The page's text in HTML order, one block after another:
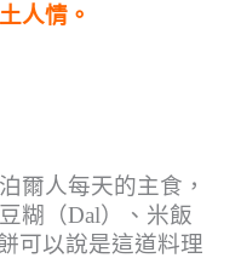
人情。
爾人每天的主食，
糊（Dal）、米飯
可以說是這道料理